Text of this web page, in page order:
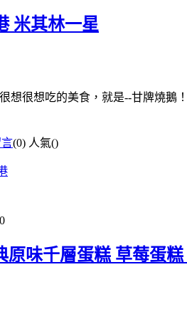
米其林一星
想很想吃的美食，就是--甘牌燒鵝！
(0) 人氣()
原味千層蛋糕 草莓蛋